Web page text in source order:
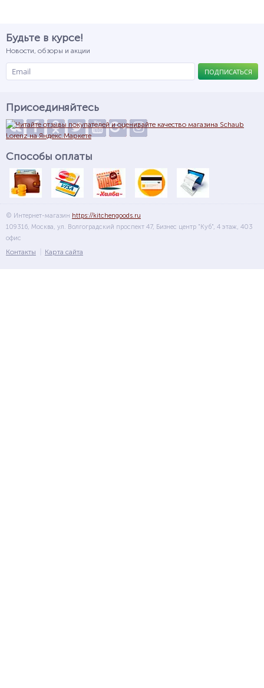
Будьте в курсе!
Новости, обзоры и акции
ПОДПИСАТЬСЯ
Присоединяйтесь
Способы оплаты
© Интернет-магазин https://kitchengoods.ru
109316, Москва, ул. Волгоградский проспект 47, Бизнес центр "Куб", 4 этаж, 403
офис
Контакты Карта сайта